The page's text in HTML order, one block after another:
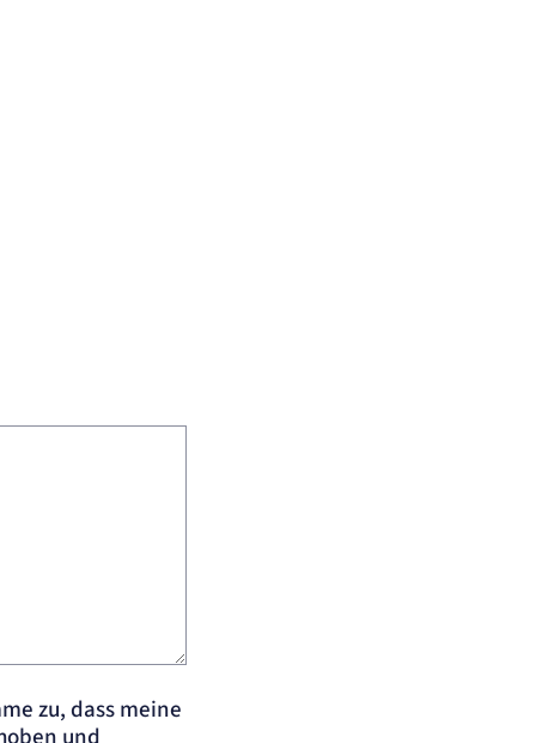
zu, dass meine